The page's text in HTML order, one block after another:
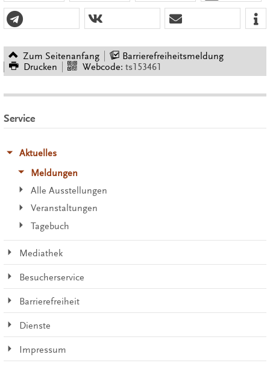
Zum Seitenanfang
Barrierefreiheitsmeldung
Drucken
Webcode: ts153461
Service
Aktuelles
Meldungen
Alle Ausstellungen
Veranstaltungen
Tagebuch
Mediathek
Besucherservice
Barrierefreiheit
Dienste
Impressum